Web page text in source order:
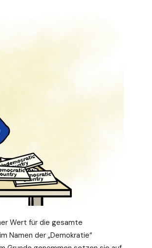
Wert für die gesamte
Namen der „Demokratie“